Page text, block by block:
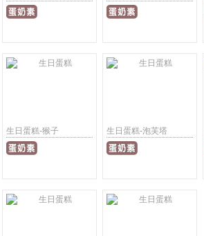
生日蛋糕-猴子 生日蛋糕-泡芙塔